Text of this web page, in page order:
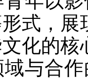
式，
化的
与合